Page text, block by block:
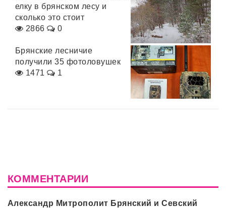
елку в брянском лесу и
сколько это стоит
2866
0
Брянские лесничие
получили 35 фотоловушек
1471
1
КОММЕНТАРИИ
Александр Митрополит Брянский и Севский